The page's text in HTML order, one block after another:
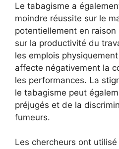
Le tabagisme a
moindre réussite sur le
potentiellement en
sur la productivité du
les emplois
affecte négativement la
les performances. La
le tabagisme peut
préjugés et de la
fumeurs.
Les chercheurs ont